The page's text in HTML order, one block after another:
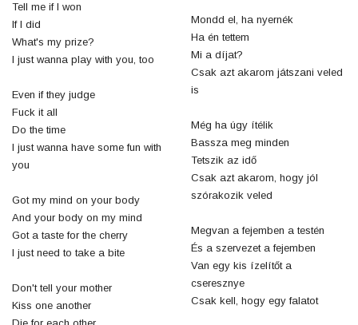
Tell me if I won
If I did
What's my prize?
I just wanna play with you, too
Even if they judge
Fuck it all
Do the time
I just wanna have some fun with
you
Got my mind on your body
And your body on my mind
Got a taste for the cherry
I just need to take a bite
Don't tell your mother
Kiss one another
Mondd el, ha nyernék
Ha én tettem
Mi a díjat?
Csak azt akarom játszani veled
is
Még ha úgy ítélik
Bassza meg minden
Tetszik az idő
Csak azt akarom, hogy jól
szórakozik veled
Megvan a fejemben a testén
És a szervezet a fejemben
Van egy kis ízelítőt a
cseresznye
Csak kell, hogy egy falatot